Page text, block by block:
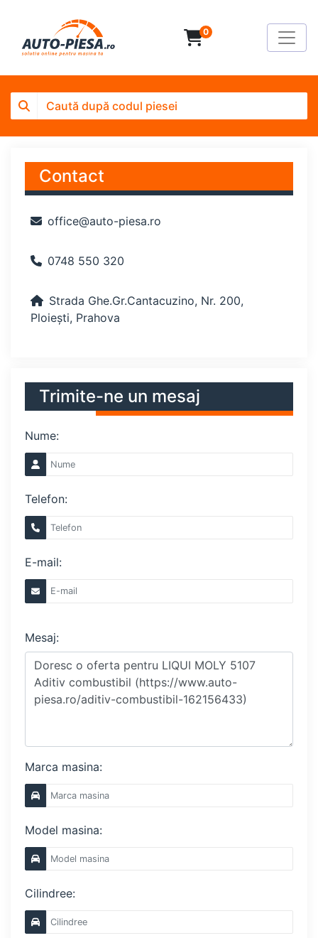
0
Contact
office@auto-piesa.ro
0748 550 320
Strada Ghe.Gr.Cantacuzino, Nr. 200,
Ploiești, Prahova
Trimite-ne un mesaj
Nume:
Telefon:
E-mail:
Mesaj:
Marca masina:
Model masina:
Cilindree: